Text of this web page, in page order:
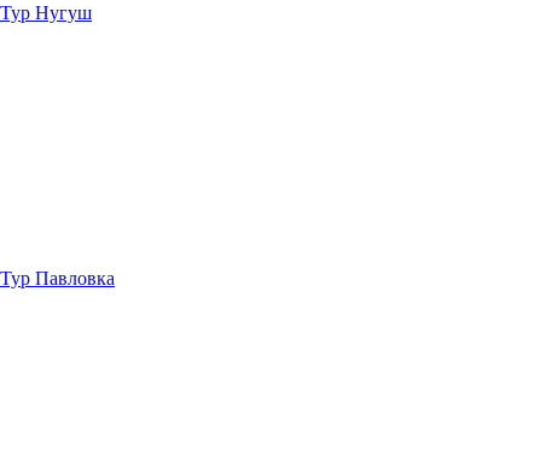
Тур Нугуш
Тур Павловка